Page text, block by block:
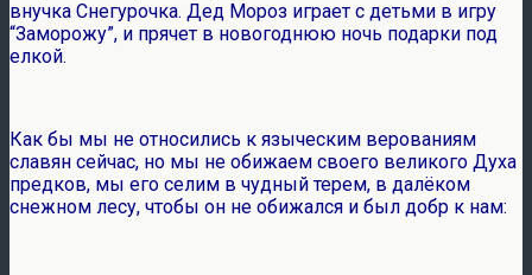
внучка Снегурочка. Дед Мороз играет с детьми в игру
“Заморожу”, и прячет в новогоднюю ночь подарки под
елкой.
Как бы мы не относились к языческим верованиям
славян сейчас, но мы не обижаем своего великого Духа
предков, мы его селим в чудный терем, в далёком
снежном лесу, чтобы он не обижался и был добр к нам: